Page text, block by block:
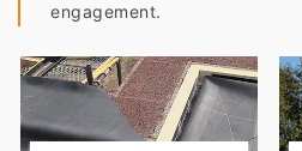
engagement.